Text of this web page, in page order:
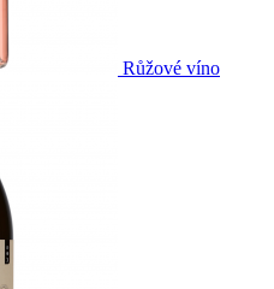
Růžové víno